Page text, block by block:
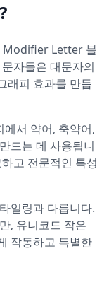
Modifier Letter 블
자들은 대문자의
래피 효과를 만듭
서 약어, 축약어,
드는 데 사용됩니
고 전문적인 특성
일링과 다릅니다.
, 유니코드 작은
작동하고 특별한